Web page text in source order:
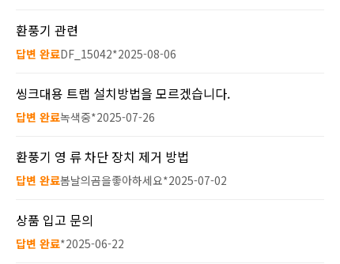
환풍기 관련
답변 완료DF_15042*2025-08-06
씽크대용 트랩 설치방법을 모르겠습니다.
답변 완료녹색중*2025-07-26
환풍기 영 류 차단 장치 제거 방법
답변 완료봄날의곰을좋아하세요*2025-07-02
상품 입고 문의
답변 완료*2025-06-22